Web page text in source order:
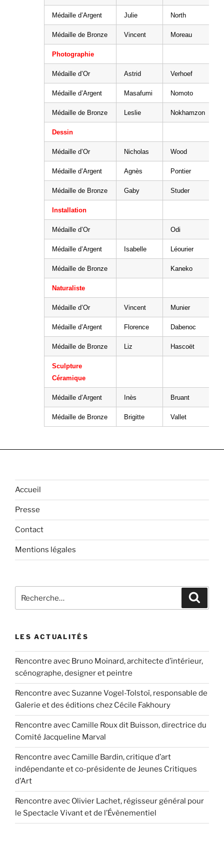
Médaille d’Argent Julie North
Médaille de Bronze Vincent Moreau
Photographie
Médaille d’Or Astrid Verhoef
Médaille d’Argent Masafumi Nomoto
Médaille de Bronze Leslie Nokhamzon
Dessin
Médaille d’Or Nicholas Wood
Médaille d’Argent Agnès Pontier
Médaille de Bronze Gaby Studer
Installation
Médaille d’Or Odi
Médaille d’Argent Isabelle Léourier
Médaille de Bronze Kaneko
Naturaliste
Médaille d’Or Vincent Munier
Médaille d’Argent Florence Dabenoc
Médaille de Bronze Liz Hascoët
Sculpture
Céramique
Médaille d’Argent Inès Bruant
Médaille de Bronze Brigitte Vallet
Accueil
Presse
Contact
Mentions légales
pour
LES ACTUALITÉS
Rencontre avec Bruno Moinard, architecte d’intérieur,
scénographe, designer et peintre
Rencontre avec Suzanne Vogel-Tolstoï, responsable de
Galerie et des éditions chez Cécile Fakhoury
Rencontre avec Camille Roux dit Buisson, directrice du
Comité Jacqueline Marval
Rencontre avec Camille Bardin, critique d’art
indépendante et co-présidente de Jeunes Critiques
d’Art
Rencontre avec Olivier Lachet, régisseur général pour
le Spectacle Vivant et de l’Évènementiel